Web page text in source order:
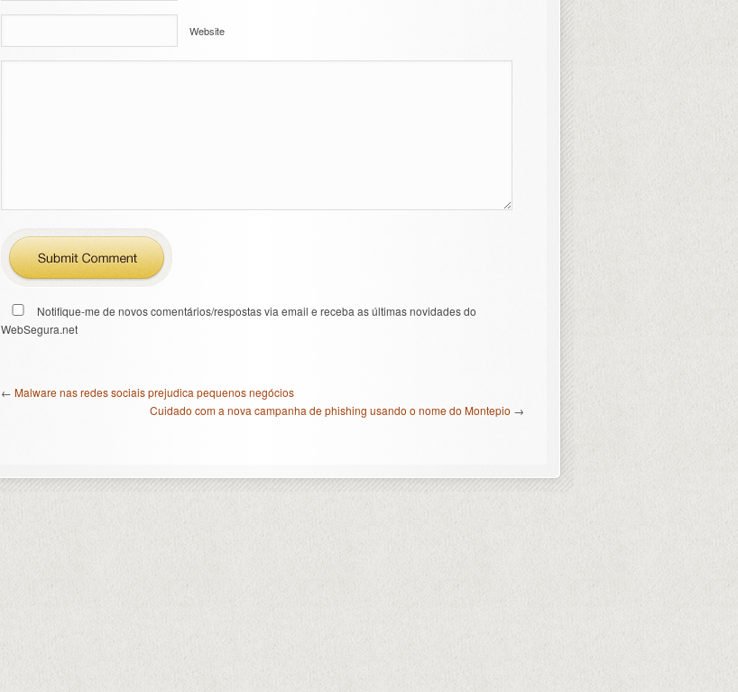
Website
Notifique-me de novos comentários/respostas via email e receba as últimas novidades do
WebSegura.net
← Malware nas redes sociais prejudica pequenos negócios
Cuidado com a nova campanha de phishing usando o nome do Montepio →